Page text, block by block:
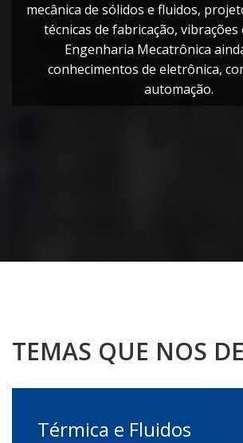
mecânica de sólidos e fluidos,
técnicas de fabricação, vibrações
Engenharia Mecatrônica
conhecimentos de eletrônica,
automação.
TEMAS QUE NOS
Térmica e Fluidos